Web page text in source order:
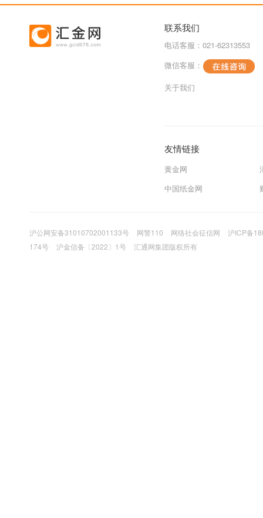
联系我们
电话客服：021-62313553
微信客服：
关于我们
友情链接
黄金网
中国纸金网
沪公网安备31010702001133号 网警110 网络社会征信网
沪ICP备
174号
沪金信备〔2022〕1号 汇通网集团版权所有